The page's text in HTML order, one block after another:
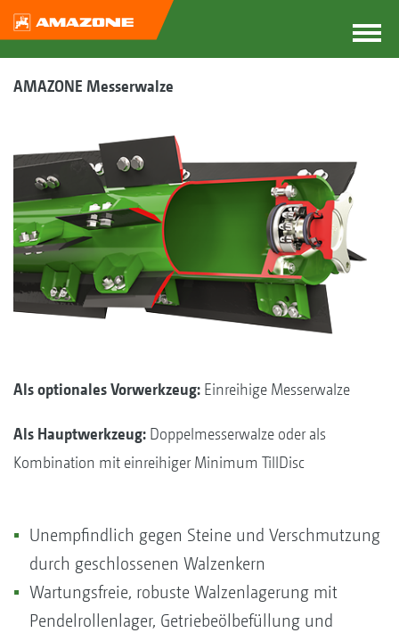
AMAZONE Messerwalze
Als optionales Vorwerkzeug: Einreihige Messerwalze
Als Hauptwerkzeug: Doppelmesserwalze oder als
Kombination mit einreihiger Minimum TillDisc
Unempfindlich gegen Steine und Verschmutzung
durch geschlossenen Walzenkern
Wartungsfreie, robuste Walzenlagerung mit
Pendelrollenlager, Getriebeölbefüllung und